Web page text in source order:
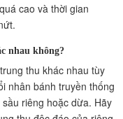
cao và thời gian
nhau không?
thu khác nhau tùy
nhân bánh truyền thống
riêng hoặc dừa. Hãy